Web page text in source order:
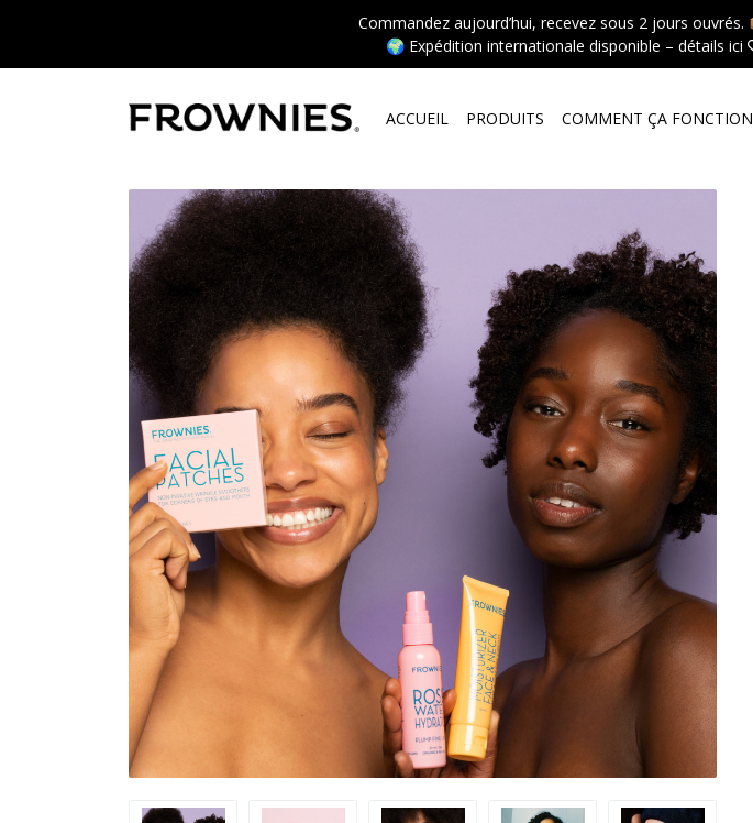
Commandez aujourd’hui, recevez sous 2 jours
🌍 Expédition internationale disponible – détails ici
ACCUEIL PRODUITS COMMENT ÇA